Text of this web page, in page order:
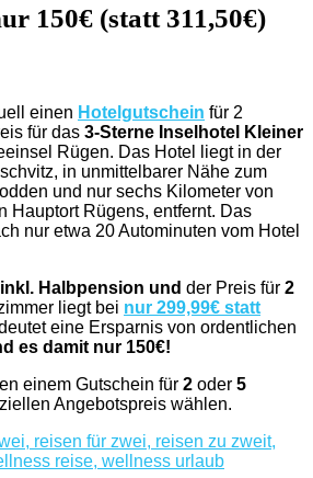
150€ (statt 311,50€)
einen Hotelgutschein für 2
für das 3-Sterne Inselhotel Kleiner
Rügen. Das Hotel liegt in der
in unmittelbarer Nähe zum
und nur sechs Kilometer von
Hauptort Rügens, entfernt. Das
nur etwa 20 Autominuten vom Hotel
Halbpension und der Preis für 2
liegt bei nur 299,99€ statt
eine Ersparnis von ordentlichen
es damit nur 150€!
einem Gutschein für 2 oder 5
Angebotspreis wählen.